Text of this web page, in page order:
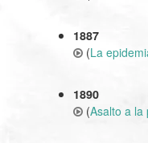
1887
(La
1890
(Asalto a la